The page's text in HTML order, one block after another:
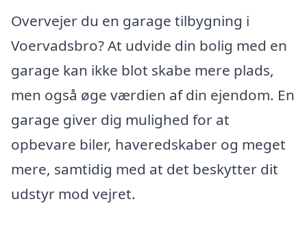
Overvejer du en garage tilbygning i
Voervadsbro? At udvide din bolig med en
garage kan ikke blot skabe mere plads,
men også øge værdien af din ejendom. En
garage giver dig mulighed for at
opbevare biler, haveredskaber og meget
mere, samtidig med at det beskytter dit
udstyr mod vejret.